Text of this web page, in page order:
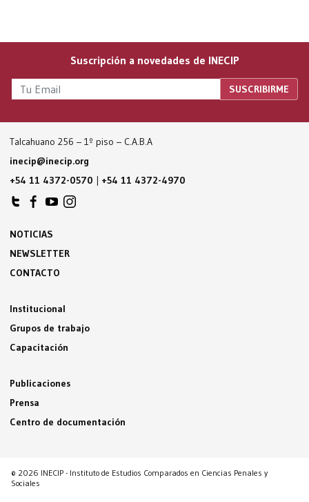
Suscripción a novedades de INECIP
Talcahuano 256 – 1º piso – C.A.B.A
inecip@inecip.org
+54 11 4372-0570 | +54 11 4372-4970
NOTICIAS
NEWSLETTER
CONTACTO
Institucional
Grupos de trabajo
Capacitación
Publicaciones
Prensa
Centro de documentación
© 2026 INECIP - Instituto de Estudios Comparados en Ciencias Penales y
Sociales